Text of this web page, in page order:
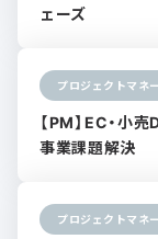
ェーズ
プロジェクトマネ
【PM】EC・小
事業課題解決
プロジェクトマネ